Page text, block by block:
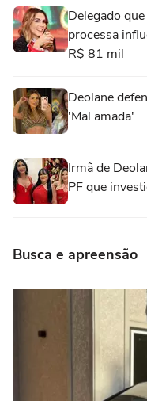
Delegado
processa
R$ 81 mil
Deolane
'Mal amada'
Irmã de
PF que
Busca e apreensão